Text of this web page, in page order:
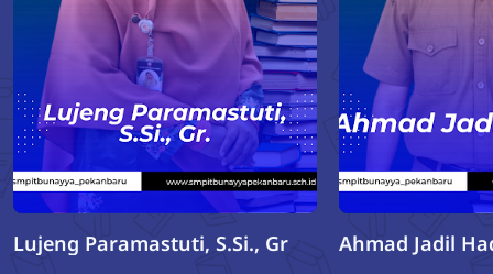
Lujeng Paramastuti, S.Si., Gr Ahmad Jadil